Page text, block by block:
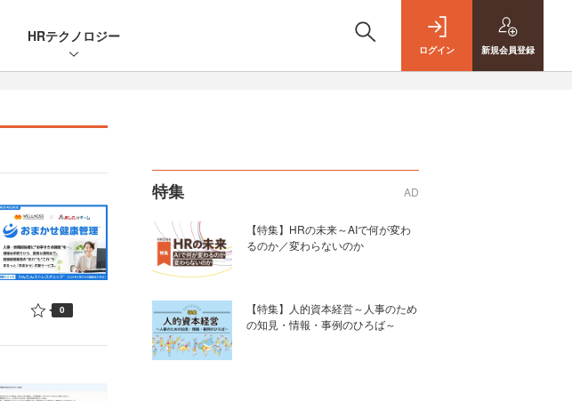
HRテクノロジー
ログイン 新規会員登録
0
特集 AD
【特集】HRの未来～AIで何が変わ
るのか／変わらないのか
【特集】人的資本経営～人事のため
の知見・情報・事例のひろば～